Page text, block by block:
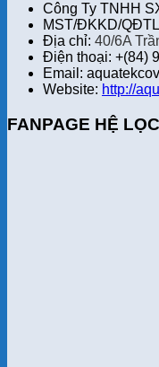
Công Ty TNHH
MST/ĐKKD/
Địa chỉ: 40/6A
Điện thoại: +(84)
Email:
Website: http://
FANPAGE HỆ